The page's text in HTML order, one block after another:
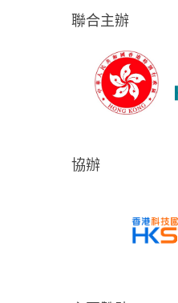
聯合主辦
協辦